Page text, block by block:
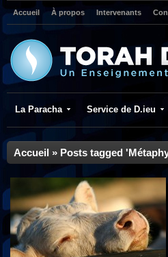
Accueil À propos Intervenants
La Paracha Service de D.ieu
Accueil » Posts tagged